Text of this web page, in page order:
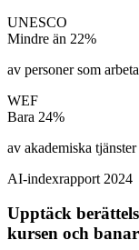
UNESCO
Mindre än 22%
av personer som
WEF
Bara 24%
av akademiska
AI-indexrapport 2024
Upptäck
kursen och